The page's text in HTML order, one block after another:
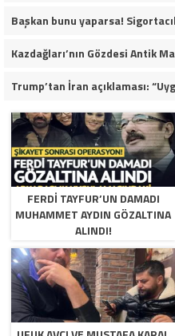
Başkan bunu yaparsa!
FERDI TAYFUR’UN DAMADI
MUHAMMET AYDIN GÖZALTINA
ALINDI!